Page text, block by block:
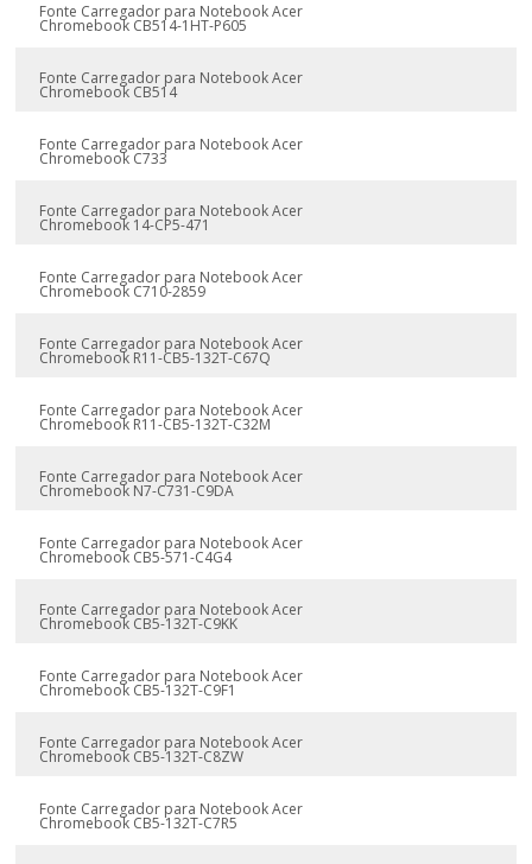
Fonte Carregador para Notebook Acer
Chromebook CB514-1HT-P605
Fonte Carregador para Notebook Acer
Chromebook CB514
Fonte Carregador para Notebook Acer
Chromebook C733
Fonte Carregador para Notebook Acer
Chromebook 14-CP5-471
Fonte Carregador para Notebook Acer
Chromebook C710-2859
Fonte Carregador para Notebook Acer
Chromebook R11-CB5-132T-C67Q
Fonte Carregador para Notebook Acer
Chromebook R11-CB5-132T-C32M
Fonte Carregador para Notebook Acer
Chromebook N7-C731-C9DA
Fonte Carregador para Notebook Acer
Chromebook CB5-571-C4G4
Fonte Carregador para Notebook Acer
Chromebook CB5-132T-C9KK
Fonte Carregador para Notebook Acer
Chromebook CB5-132T-C9F1
Fonte Carregador para Notebook Acer
Chromebook CB5-132T-C8ZW
Fonte Carregador para Notebook Acer
Chromebook CB5-132T-C7R5